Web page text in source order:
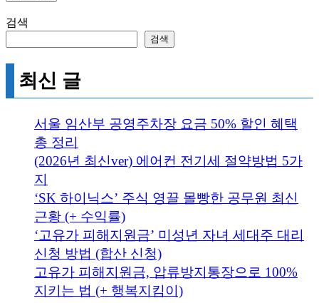
검색
검색
최신 글
서울 임산부 공영주차장 요금 50% 할인 혜택
총 정리
(2026년 최신ver) 에어컨 전기세 절약방법 5가
지
‘SK 하이닉스’ 주식 영끌 몰빵한 공무원 최신
근황 (+ 수익률)
‘고유가 피해지원금’ 미성년 자녀 세대주 대리
신청 방법 (합산 신청)
고유가 피해지원금, 압류방지통장으로 100%
지키는 법 (+ 행복지킴이)